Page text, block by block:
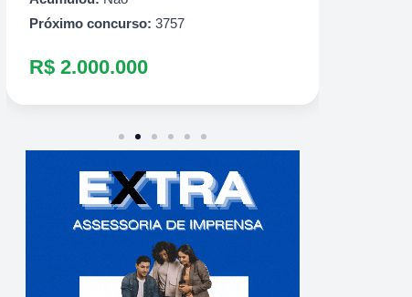
Próximo concurso: 3757
R$ 2.000.000